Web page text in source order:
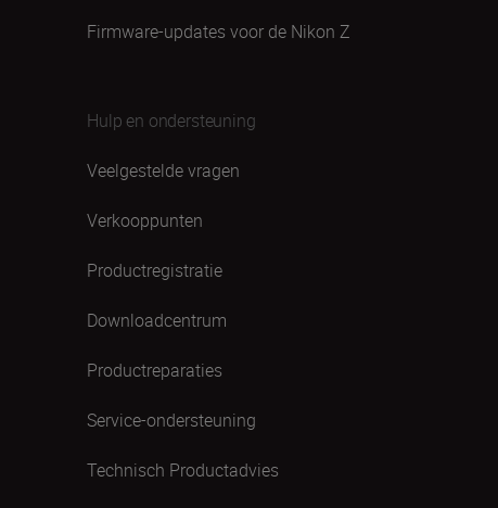
Firmware-updates voor de Nikon Z
Hulp en ondersteuning
Veelgestelde vragen
Verkooppunten
Productregistratie
Downloadcentrum
Productreparaties
Service-ondersteuning
Technisch Productadvies